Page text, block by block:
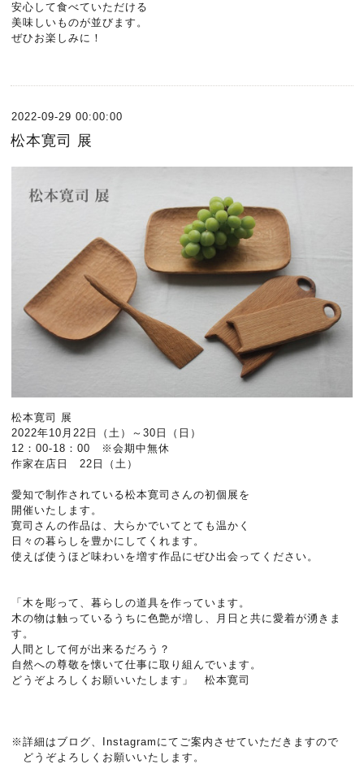
安心して食べていただける
美味しいものが並びます。
ぜひお楽しみに！
2022-09-29 00:00:00
松本寛司 展
松本寛司 展
2022年10月22日（土）～30日（日）
12：00-18：00 ※会期中無休
作家在店日 22日（土）
愛知で制作されている松本寛司さんの初個展を
開催いたします。
寛司さんの作品は、大らかでいてとても温かく
日々の暮らしを豊かにしてくれます。
使えば使うほど味わいを増す作品にぜひ出会ってください。
「木を彫って、暮らしの道具を作っています。
木の物は触っているうちに色艶が増し、月日と共に愛着が湧きま
す。
人間として何が出来るだろう？
自然への尊敬を懐いて仕事に取り組んでいます。
どうぞよろしくお願いいたします」 松本寛司
※詳細はブログ、Instagramにてご案内させていただきますので
どうぞよろしくお願いいたします。